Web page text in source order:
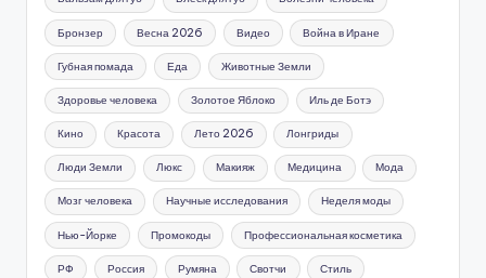
Бронзер Весна 2026 Видео Война в Иране
Губная помада Еда Животные Земли
Здоровье человека Золотое Яблоко Иль де Ботэ
Кино Красота Лето 2026 Лонгриды
Люди Земли Люкс Макияж Медицина Мода
Мозг человека Научные исследования Неделя моды
Нью-Йорке Промокоды Профессиональная косметика
РФ Россия Румяна Свотчи Стиль